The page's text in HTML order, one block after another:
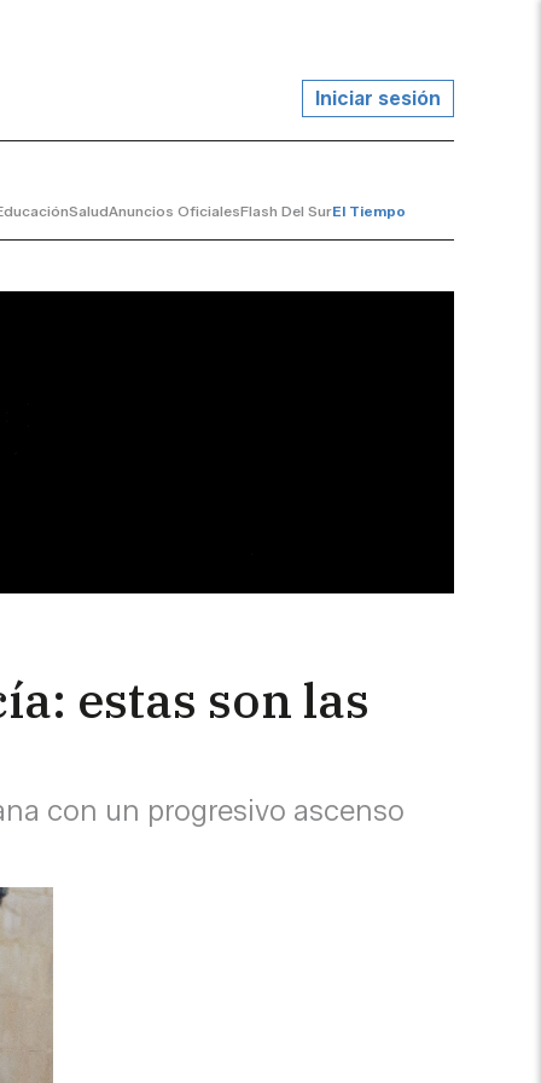
Iniciar sesión
SaludAnuncios OficialesFlash Del SurEl Tiempo
estas son las
con un progresivo ascenso